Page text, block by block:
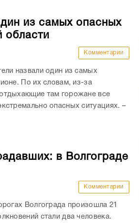
из самых опасных
области
Комментарии
назвали один из самых
По их словам, из-за
там горожане все
опасных ситуациях. –
в Волгограде
Комментарии
Волгограда произошла 21
стали два человека.